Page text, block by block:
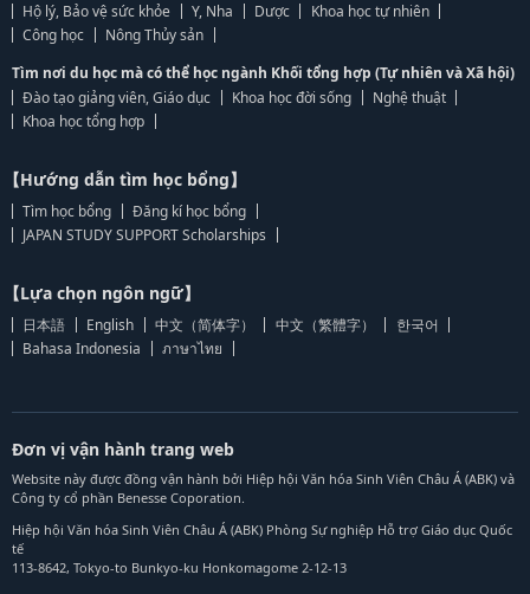
Hộ lý, Bảo vệ sức khỏe
Y, Nha Dược
Khoa học tự nhiên
Công học
Nông Thủy sản
Tìm nơi du học mà có thể học ngành Khối tổng hợp (Tự nhiên và Xã hội)
Đào tạo giảng viên, Giáo dục
Khoa học đời sống
Nghệ thuật
Khoa học tổng hợp
【Hướng dẫn tìm học bổng】
Tìm học bổng
Đăng kí học bổng
JAPAN STUDY SUPPORT Scholarships
【Lựa chọn ngôn ngữ】
日本語 English 中文（简体字） 中文（繁體字）
한국어
Bahasa Indonesia
ภาษาไทย
Đơn vị vận hành trang web
Website này được đồng vận hành bởi Hiệp hội Văn hóa Sinh Viên Châu Á (ABK) và
Công ty cổ phần Benesse Coporation.
Hiệp hội Văn hóa Sinh Viên Châu Á (ABK) Phòng Sự nghiệp Hỗ trợ Giáo dục Quốc
tế
113-8642, Tokyo-to Bunkyo-ku Honkomagome 2-12-13